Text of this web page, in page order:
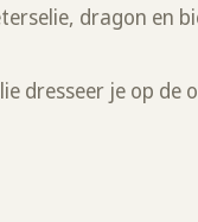
dragon en
dresseer je op